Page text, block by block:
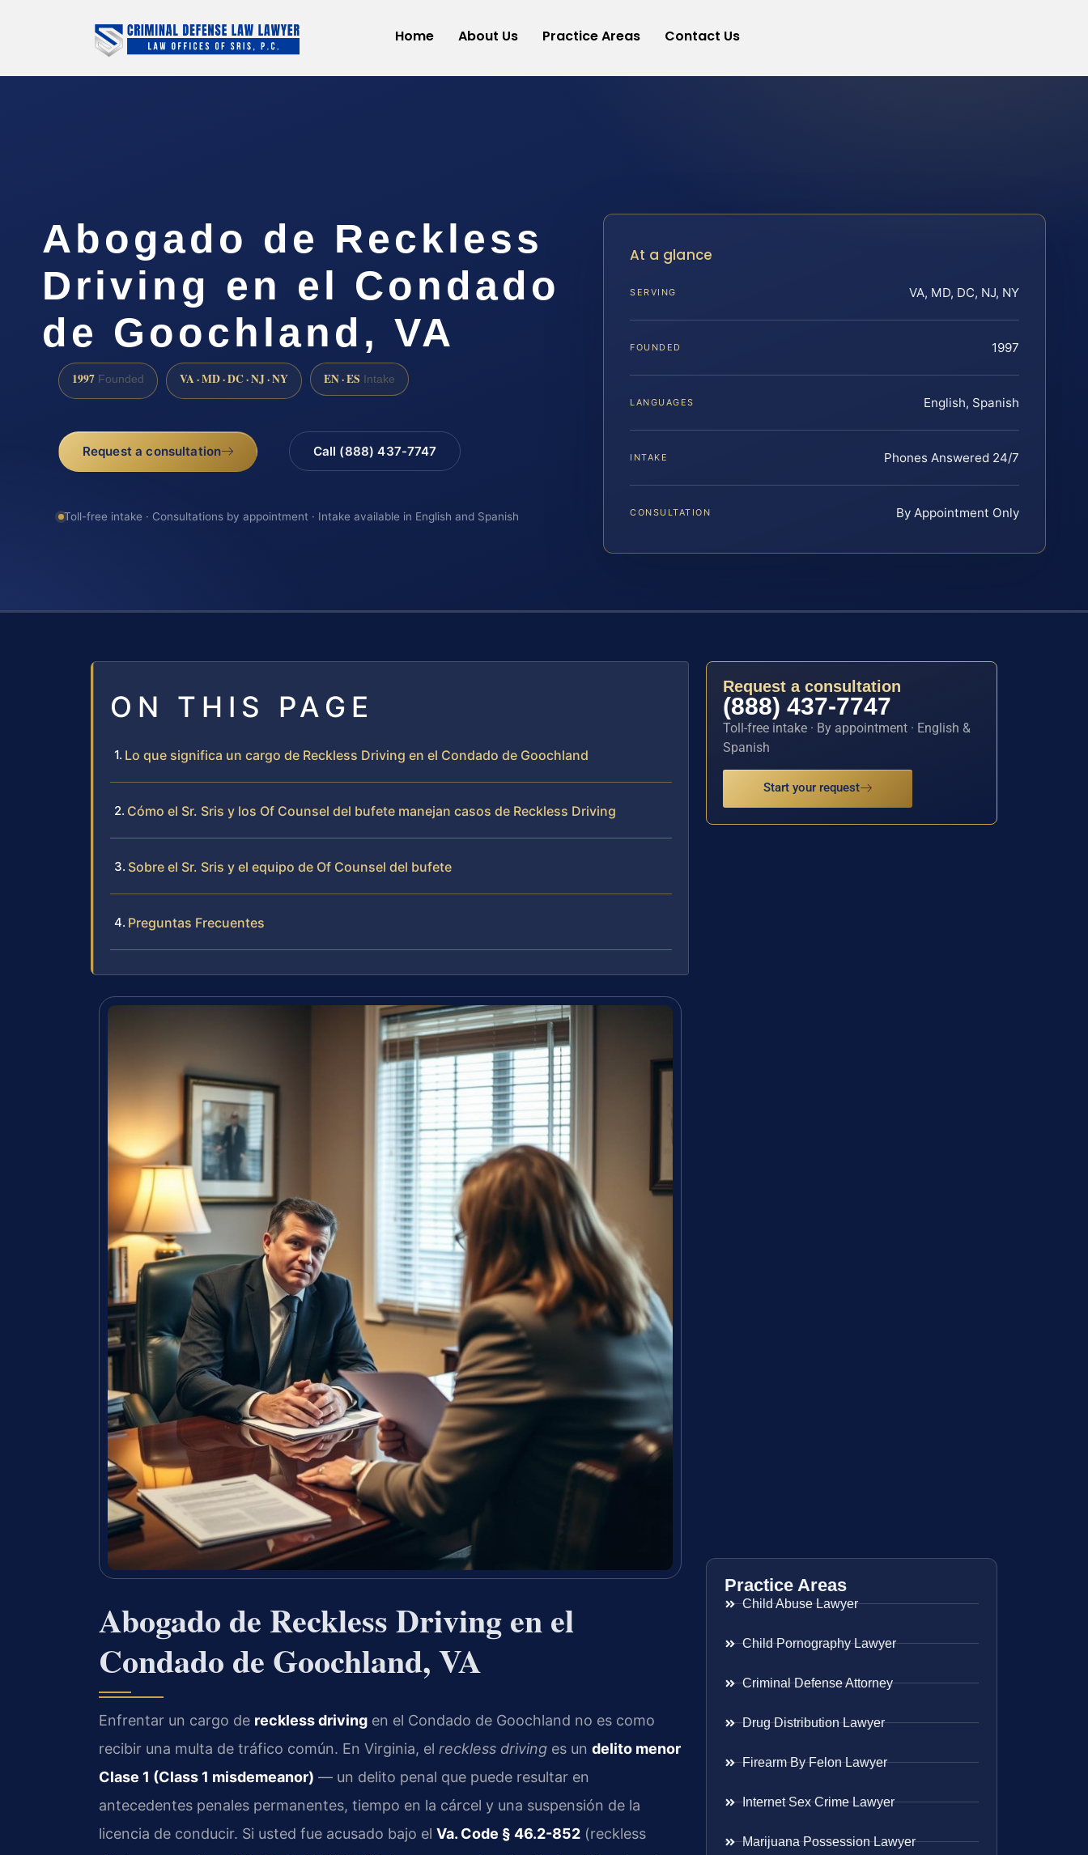
Home About Us Practice Areas Contact Us
Abogado de Reckless
Driving en el Condado
de Goochland, VA
1997 Founded VA · MD · DC · NJ · NY EN · ES Intake
Request a consultation Call (888) 437-7747
Toll-free intake · Consultations by appointment · Intake available in English and Spanish
At a glance
SERVING VA, MD, DC, NJ, NY
FOUNDED 1997
LANGUAGES English, Spanish
INTAKE Phones Answered 24/7
CONSULTATION By Appointment Only
ON THIS PAGE
Lo que significa un cargo de Reckless Driving en el Condado de Goochland
Cómo el Sr. Sris y los Of Counsel del bufete manejan casos de Reckless Driving
Sobre el Sr. Sris y el equipo de Of Counsel del bufete
Preguntas Frecuentes
Abogado de Reckless Driving en el
Condado de Goochland, VA
Enfrentar un cargo de reckless driving en el Condado de Goochland no es como
recibir una multa de tráfico común. En Virginia, el reckless driving es un delito menor
Clase 1 (Class 1 misdemeanor) — un delito penal que puede resultar en
antecedentes penales permanentes, tiempo en la cárcel y una suspensión de la
licencia de conducir. Si usted fue acusado bajo el Va. Code § 46.2-852 (reckless
Request a consultation
(888) 437-7747
Toll-free intake · By appointment · English &
Spanish
Start your request
Practice Areas
Child Abuse Lawyer
Child Pornography Lawyer
Criminal Defense Attorney
Drug Distribution Lawyer
Firearm By Felon Lawyer
Internet Sex Crime Lawyer
Marijuana Possession Lawyer